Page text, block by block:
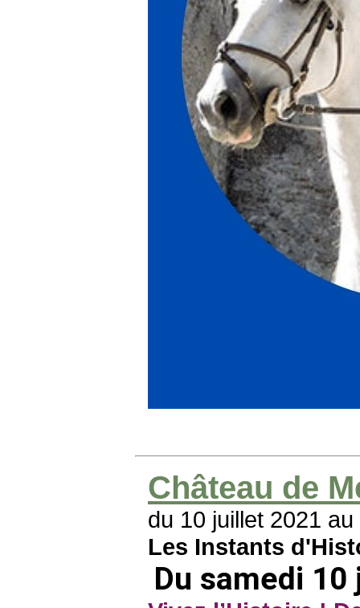
Château de
du 10 juillet 2021
Les Instants
Du samedi